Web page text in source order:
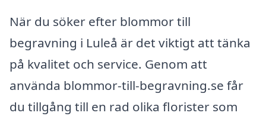
När du söker efter blommor till
begravning i Luleå är det viktigt att tänka
på kvalitet och service. Genom att
använda blommor-till-begravning.se får
du tillgång till en rad olika florister som